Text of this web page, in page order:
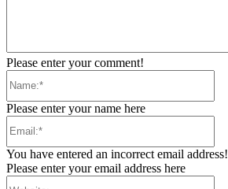
Please enter your comment!
Please enter your name here
You have entered an incorrect email address!
Please enter your email address here